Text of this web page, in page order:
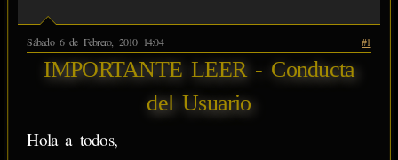
Sábado 6 de Febrero, 2010 14:04 #1
IMPORTANTE LEER - Conducta
del Usuario
Hola a todos,